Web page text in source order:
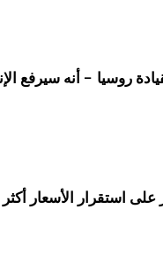
روسيا – أنه سيرفع
استقرار الأسعار